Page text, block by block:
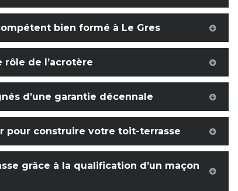
bien formé à Le Gres
rôle de l’acrotère
d’une garantie décennale
pour construire votre toit-terrasse
grâce à la qualification d’un maçon